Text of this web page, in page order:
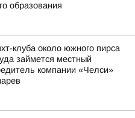
образования
клуба около южного пирса
займется местный
компании «Челси»